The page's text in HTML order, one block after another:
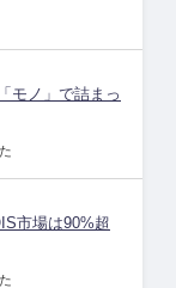
モノ」で詰まっ
市場は90%超